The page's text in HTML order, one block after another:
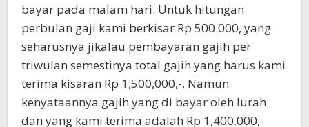
bayar pada malam hari. Untuk hitungan
perbulan gaji kami berkisar Rp 500.000, yang
seharusnya jikalau pembayaran gajih per
triwulan semestinya total gajih yang harus kami
terima kisaran Rp 1,500,000,-. Namun
kenyataannya gajih yang di bayar oleh lurah
dan yang kami terima adalah Rp 1,400,000,-